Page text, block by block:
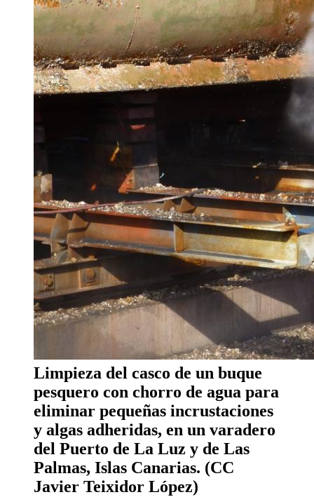
Limpieza del casco de un buque
pesquero con chorro de agua para
eliminar pequeñas incrustaciones
y algas adheridas, en un varadero
del Puerto de La Luz y de Las
Palmas, Islas Canarias. (CC
Javier Teixidor López)